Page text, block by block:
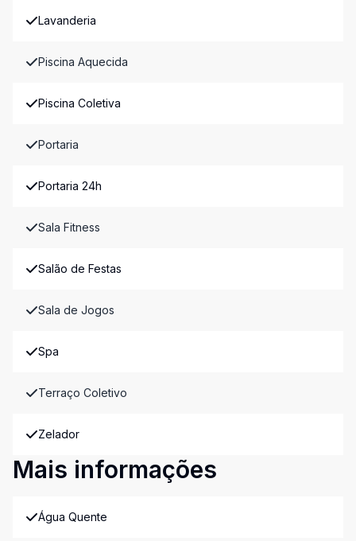
Lavanderia
Piscina Aquecida
Piscina Coletiva
Portaria
Portaria 24h
Sala Fitness
Salão de Festas
Sala de Jogos
Spa
Terraço Coletivo
Zelador
Mais informações
Água Quente